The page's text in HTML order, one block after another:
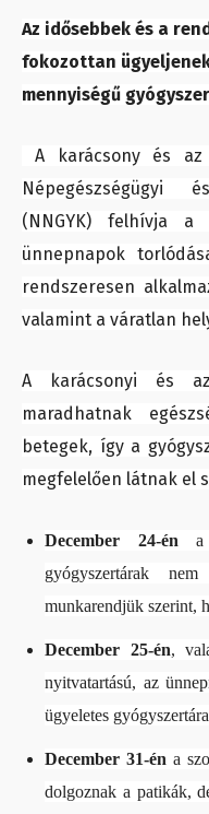
Az idősebbek és a
fokozottan
mennyiségű
A karácsony és
Népegészségügyi
(NNGYK) felhívja a
ünnepnapok
rendszeresen
valamint a váratlan
A karácsonyi és
maradhatnak
betegek, így a
megfelelően látnak el
December 24-éna
gyógyszertárak
munkarendjük szerint,
December 25-én,
nyitvatartású, az
ügyeletes
December 31-én a
dolgoznak a patikák,